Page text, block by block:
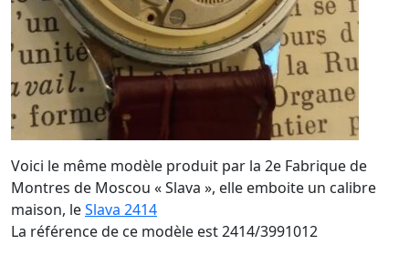
Voici le même modèle produit par la 2e Fabrique de
Montres de Moscou « Slava », elle emboite un calibre
maison, leSlava 2414
La référence de ce modèle est 2414/3991012